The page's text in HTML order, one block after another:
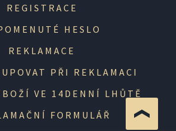
REGISTRACE
HESLO
REKLAMACE
PŘI REKLAMACI
VE 14DENNÍ LHŮTĚ
FORMULÁŘ